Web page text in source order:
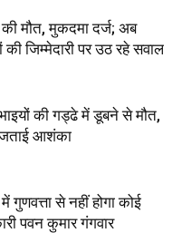
की मौत, मुकदमा दर्ज; अब
की जिम्मेदारी पर उठ रहे सवाल
भाइयों की गड्ढे में डूबने से मौत,
जताई आशंका
में गुणवत्ता से नहीं होगा कोई
पवन कुमार गंगवार